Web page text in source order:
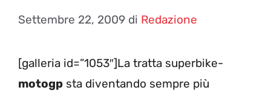
Settembre 22, 2009 di Redazione
[galleria id=”1053″]La tratta superbike-
motogp sta diventando sempre più